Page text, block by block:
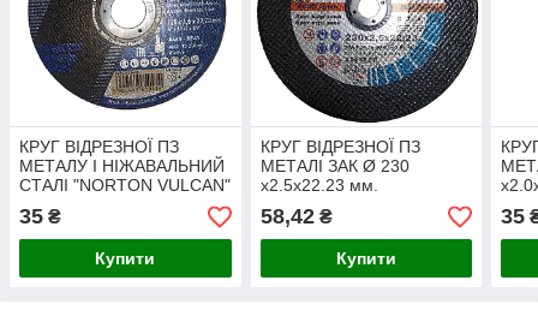
КРУГ ВІДРЕЗНОЇ ПЗ
МЕТАЛУ І НІЖАВАЛЬНИЙ
СТАЛІ "NORTON VULCAN"
Ø125Х1.6X22.23
35 ₴
Купити
КРУГ ВІДРЕЗНОЇ ПЗ
МЕТАЛІ ЗАК Ø 230
х2.5х22.23 мм.
58,42₴
Купити
35